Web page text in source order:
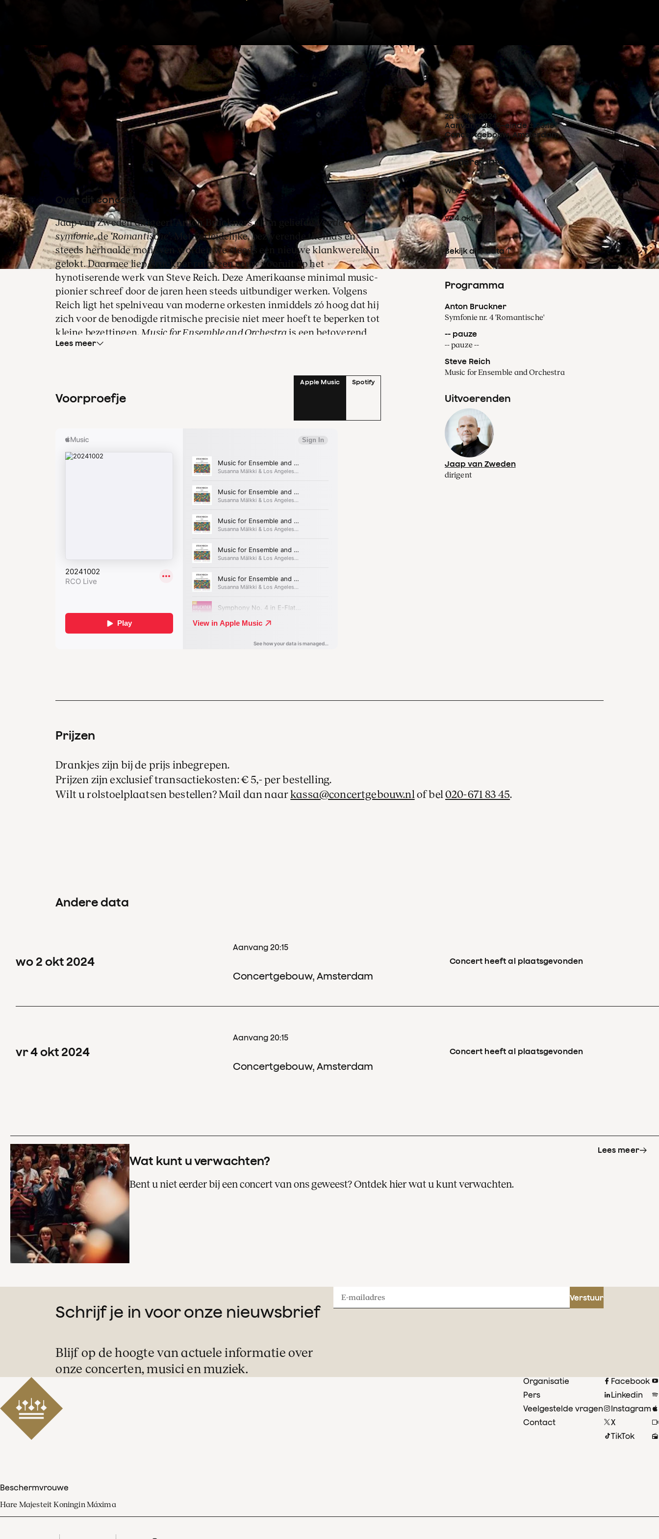
Concertdetails
za 5 okt ,
Aanvang 20:15
–einde ± 23:15
Concertgebouw, Amsterdam
Andere data
wo 2 okt,2024
vr 4 okt,2024
Bekijk alle data
Programma
Anton Bruckner
Symfonie nr. 4 'Romantische'
-- pauze
-- pauze --
Steve Reich
Music for Ensemble and Orchestra
Uitvoerenden
Jaap van Zweden
dirigent
Onder leiding van Jaap van Zweden speelt het
Concertgebouworkest de ‘Romantische’Vierde symfonie
van Bruckner en Steve Reichs hypnotiserende Music for
Ensemble and Orchestra
Over dit concert
Jaap van Zweden dirigeert Anton Bruckners alom geliefde
Vierde
symfonie, de‘Romantische’
. Met verleidelijke, bezwerende thema’s en
steeds herhaalde motieven worden we steeds een nieuwe klankwereld in
gelokt. Daarmee liep Bruckner ruim een eeuw vooruit op het
hynotiserende werk van Steve Reich. Deze Amerikaanse minimal music-
pionier schreef door de jaren heen steeds uitbundiger werken. Volgens
Reich ligt het spelniveau van moderne orkesten inmiddels zó hoog dat hij
zich voor de benodigde ritmische precisie niet meer hoeft te beperken tot
kleine bezettingen. Music for Ensemble and Orchestra is een betoverend
weefsel van strakke ritmische patronen en kaleidoscopische
Ook in de symfonieën van Anton Bruckner lijkt de tijd stil te staan, alsof
je van grote afstand naar een traag rondwentelend hemellichaam kijkt.
middeleeuwse kastelen, magische wouden en ridders op vurige paarden.
Met verleidelijke, bezwerende
thema’s en herhaalde motieven
worden we steeds een nieuwe
klankwereld ingelokt.
Lees meer
Voorproefje
Apple Music Spotify
Prijzen
Drankjes zijn bij de prijs inbegrepen.
Prijzen zijn exclusief transactiekosten: € 5,- per bestelling.
Wilt u rolstoelplaatsen bestellen? Mail dan naarkassa@concertgebouw.nl of bel 020-671 83 45.
Andere data
wo 2 okt 2024
Aanvang 20:15
Concertgebouw, Amsterdam
Concert heeft al plaatsgevonden
vr4okt 2024
Aanvang 20:15
Concertgebouw, Amsterdam
Concert heeft al plaatsgevonden
Wat kunt u verwachten?
Bent u niet eerder bij een concert van ons geweest? Ontdek hier wat u kunt verwachten.
Lees meer
Schrijf je in voor onze nieuwsbrief
Blijf op de hoogte van actuele informatie over
onze concerten, musici en muziek.
E-
mailadres
Verstuur
Beschermvrouwe
Hare Majesteit Koningin Máxima
Organisatie
Pers
Veelgestelde vragen
Contact
Facebook
Linkedin
Instagram
X
TikTok